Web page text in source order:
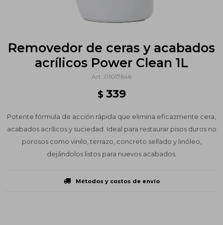
Removedor de ceras y acabados
acrílicos Power Clean 1L
01017646
$ 339
Potente fórmula de acción rápida que elimina eficazmente cera,
acabados acrílicos y suciedad. Ideal para restaurar pisos duros no
porosos como vinilo, terrazo, concreto sellado y linóleo,
dejándolos listos para nuevos acabados.
Métodos y costos de envío